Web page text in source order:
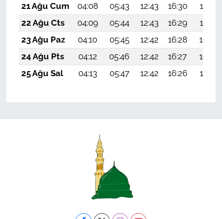
21 Ağu Cum
04:08 05:43 12:43 16:30
19:33
22 Ağu Cts
04:09 05:44 12:43 16:29
19:32
23 Ağu Paz
04:10 05:45 12:42 16:28
19:30
24 Ağu Pts
04:12 05:46 12:42 16:27
19:29
25 Ağu Sal
04:13 05:47 12:42 16:26 19:27